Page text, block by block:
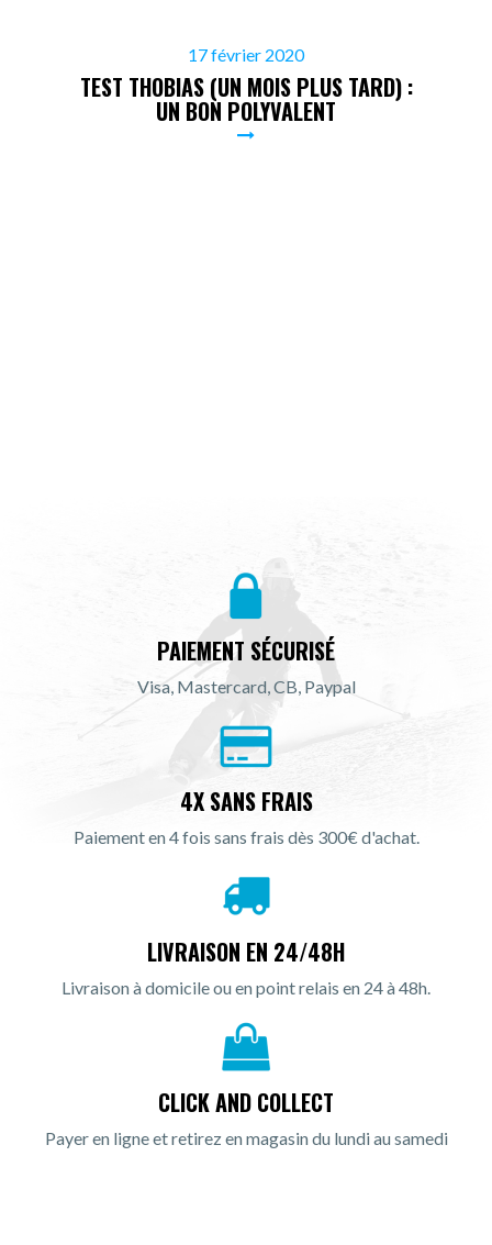
17 février 2020
TEST THOBIAS (UN MOIS PLUS TARD) :
UN BON POLYVALENT
PAIEMENT SÉCURISÉ
Visa, Mastercard, CB, Paypal
4X SANS FRAIS
Paiement en 4 fois sans frais dès 300€ d'achat.
LIVRAISON EN 24/48H
Livraison à domicile ou en point relais en 24 à 48h.
CLICK AND COLLECT
Payer en ligne et retirez en magasin du lundi au samedi